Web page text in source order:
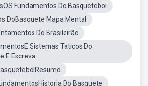
Fundamentos Do Basquetebol
DoBasquete Mapa Mental
Do Brasileirão
Sistemas Taticos Do
E Escreva
Do Basquete